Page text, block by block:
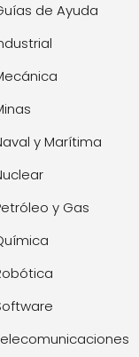
de Ayuda
y Marítima
y Gas